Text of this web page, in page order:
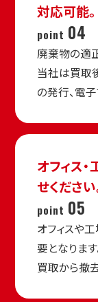
対応可能。
point 04
廃棄物の適
当社は買取
の発行、電
オフィス・
せください
point 05
オフィスや
要となりま
買取から撤